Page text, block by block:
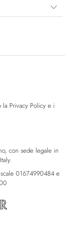
la Privacy Policy e i
con sede legale in
01674990484 e